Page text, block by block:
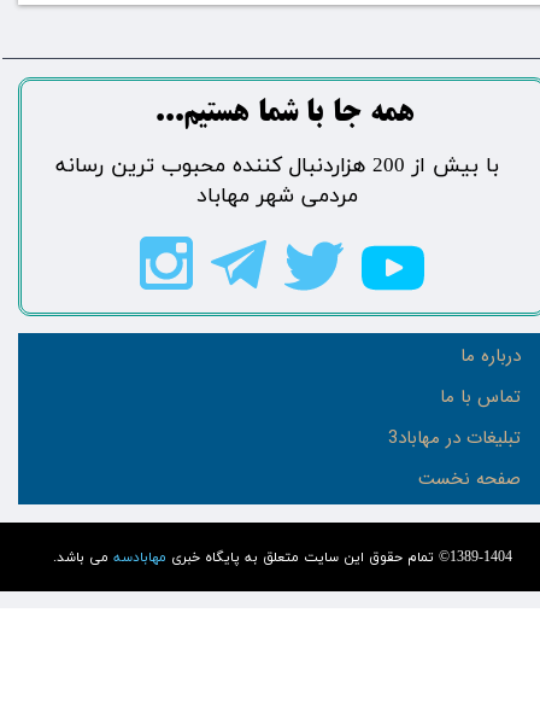
1389-1404© تمام حقوق این سایت متعلق به پایگاه خبری مهابادسه می باشد.
درباره ما
تماس با ما
تبلیغات در مهاباد3
صفحه نخست
​​​همه جا با شما هستیم...​​​​​​​​​​​​​​
​با بیش از 200 هزاردنبال کننده محبوب ترین رسانه
مردمی شهر مهاباد​​​​​​​​​​​​​​